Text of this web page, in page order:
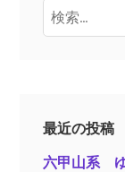
検
索:
最近の投稿
六甲山系